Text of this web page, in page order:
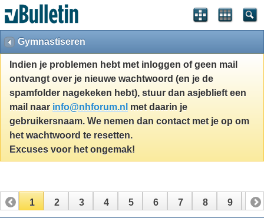
Gymnastiseren
Indien je problemen hebt met inloggen of geen mail
ontvangt over je nieuwe wachtwoord (en je de
spamfolder nagekeken hebt), stuur dan asjeblieft een
mail naar info@nhforum.nl met daarin je
gebruikersnaam. We nemen dan contact met je op om
het wachtwoord te resetten.
Excuses voor het ongemak!
1 2 3 4 5 6 7 8 9 10